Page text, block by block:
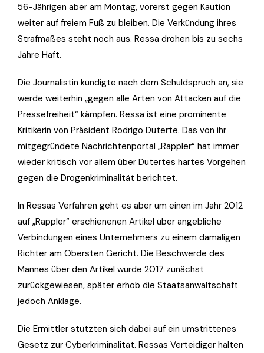
56-Jährigen aber am Montag, vorerst gegen Kaution
weiter auf freiem Fuß zu bleiben. Die Verkündung ihres
Strafmaßes steht noch aus. Ressa drohen bis zu sechs
Jahre Haft.
Die Journalistin kündigte nach dem Schuldspruch an, sie
werde weiterhin „gegen alle Arten von Attacken auf die
Pressefreiheit“ kämpfen. Ressa ist eine prominente
Kritikerin von Präsident Rodrigo Duterte. Das von ihr
mitgegründete Nachrichtenportal „Rappler“ hat immer
wieder kritisch vor allem über Dutertes hartes Vorgehen
gegen die Drogenkriminalität berichtet.
In Ressas Verfahren geht es aber um einen im Jahr 2012
auf „Rappler“ erschienenen Artikel über angebliche
Verbindungen eines Unternehmers zu einem damaligen
Richter am Obersten Gericht. Die Beschwerde des
Mannes über den Artikel wurde 2017 zunächst
zurückgewiesen, später erhob die Staatsanwaltschaft
jedoch Anklage.
Die Ermittler stützten sich dabei auf ein umstrittenes
Gesetz zur Cyberkriminalität. Ressas Verteidiger halten